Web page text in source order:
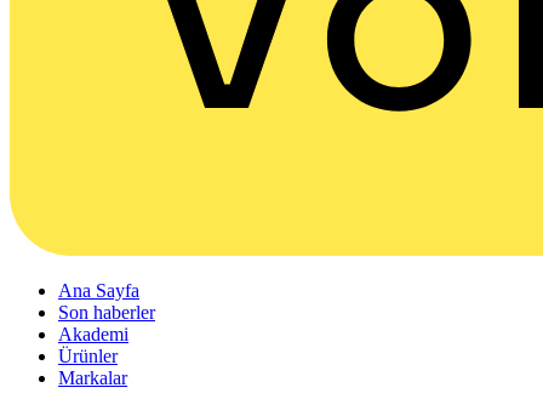
Ana Sayfa
Son haberler
Akademi
Ürünler
Markalar